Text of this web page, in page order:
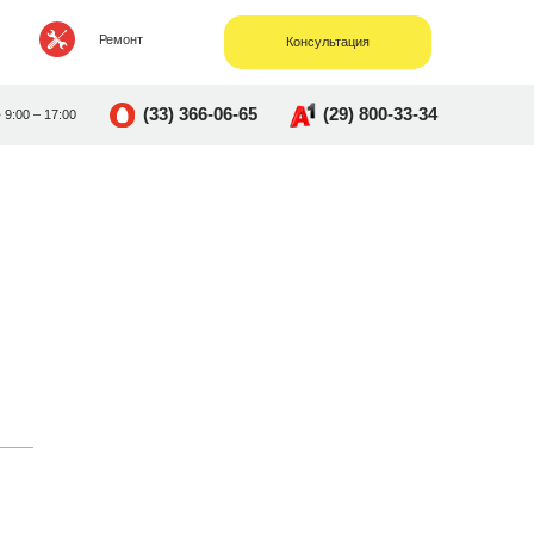
Ремонт Консультация
9:00 – 17:00 (33) 366-06-65 (29) 800-33-34